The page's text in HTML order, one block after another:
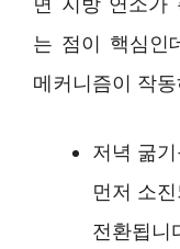
는 점이 핵심인
메커니즘이 작
저녁 굶
먼저 소
전환됩니